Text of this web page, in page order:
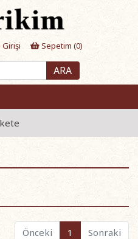
Sepetim (0)
ARA
Önceki 1 Sonraki